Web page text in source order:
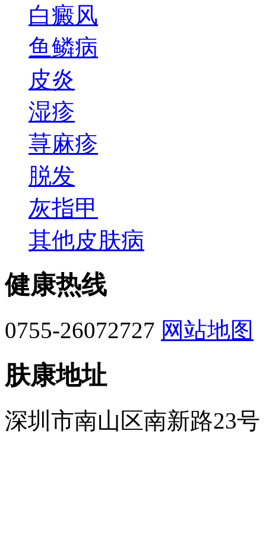
白癜风
鱼鳞病
皮炎
湿疹
荨麻疹
脱发
灰指甲
其他皮肤病
健康热线
0755-26072727 网站地图
肤康地址
深圳市南山区南新路23